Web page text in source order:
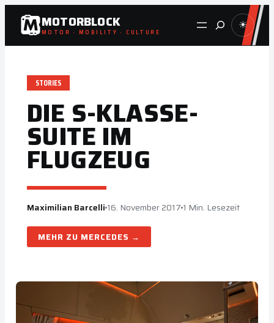
Zum
Inhalt
springen
MOTORBLOCK
MOTOR · MOBILITY · CULTURE Suche ☀
STORIES
DIE S-KLASSE-
SUITE IM
FLUGZEUG
Maximilian Barcelli 16. November 2017 1 Min. Lesezeit
MERCEDES